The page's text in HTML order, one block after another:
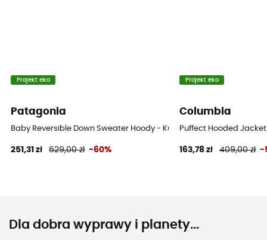
Projekt eko
Patagonia
Baby Reversible Down Sweater Hoody - Kurtka narciarska
251,31 zł 629,00 zł -60%
Projekt eko
Columbia
Puffect Hooded
163,78 zł 409,00 zł -
Dla dobra wyprawy i planety...